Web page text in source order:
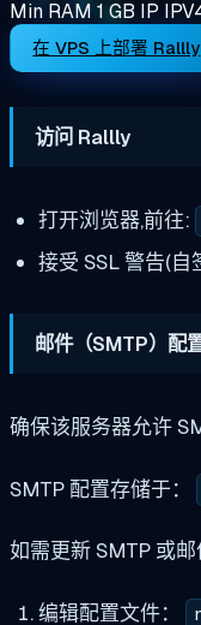
Min RAM 1 GB IP
在 VPS 上部署 Rallly
访问 Rallly
打开浏览器,前往:
接受 SSL 警告(自
邮件（SMTP）配
确保该服务器允许
SMTP 配置存储于：
如需更新 SMTP 或邮
编辑配置文件：